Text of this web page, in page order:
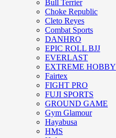
Bull Terrier
Choke Republic
Cleto Reyes
Combat Sports
DANHRO
EPIC ROLL BJJ
EVERLAST
EXTREME HOBBY
Fairtex
FIGHT PRO
FUJI SPORTS
GROUND GAME
Gym Glamour
Hayabusa
HMS